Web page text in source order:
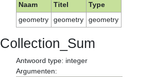
Naam
Titel
Type
geometry
geometry geometry
Collection_Sum
Antwoord type: integer
Argumenten: